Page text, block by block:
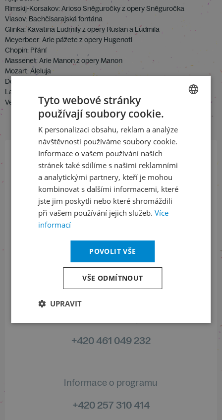
Rimskij-Korsakov: Arioso Sněguročky z opery Sněguročka
Vlasov: Bachčisarajská fontána
Glinka: Kavatina Ludmily z opery Ruslan a Ludmila
Meyerbeer: Arie pážete z opery Hugenoti
Chopin: Přání
Massenet: Arie Manon z opery Manon
Mozart: Aleluja
Donizetti: Kavatina Lindy z opery Linda di Chamonix
Lambelet: Když ty se usmíváš, když ty hovoříš
Verdi: Scéna a arie Violetty z opery La Traviata
Přihlaste se k našemu newsletteru
a buďte jako první v obraze
ODEBÍRAT NEWSLETTER
Sledujte nás na sociálních sítích
LinkedIn
+420 461 049 232
Informace o programu
+420 257 310 414
ENGLISH
Tyto webové stránky
používají soubory cookie.
K personalizaci obsahu, reklam a analýze
návštěvnosti používáme soubory cookie.
Informace o vašem používání našich
stránek také sdílíme s našimi reklamními
a analytickými partnery, kteří je mohou
kombinovat s dalšími informacemi, které
jste jim poskytli nebo které shromáždili
při vašem používání jejich služeb. Více
informací
POVOLIT VŠE
VŠE ODMÍTNOUT
UPRAVIT